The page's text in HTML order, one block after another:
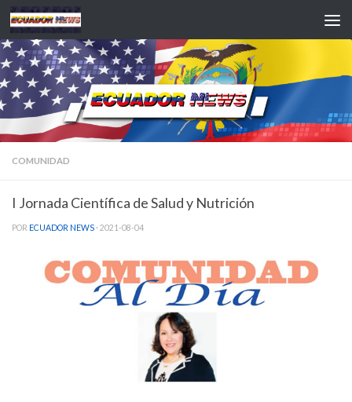
Saltar al contenido
COMUNIDAD
I Jornada Científica de Salud y Nutrición
POR ECUADOR NEWS · 2021-08-04